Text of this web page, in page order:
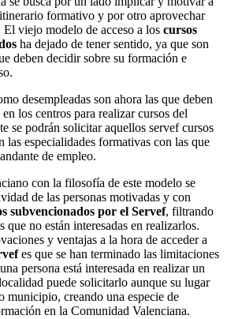
formativo y por otro aprovechar
viejo modelo de acceso a los cursos
ha dejado de tener sentido, ya que son
deben decidir sobre su formación e
desempleadas son ahora las que deben
los centros para realizar cursos del
se podrán solicitar aquellos servef cursos
las especialidades formativas con las que
de empleo.
con la filosofía de este modelo se
de las personas motivadas y con
subvencionados por el Servef, filtrando
que no están interesadas en realizarlos.
y ventajas a la hora de acceder a
es que se han terminado las limitaciones
persona está interesada en realizar un
puede solicitarlo aunque su lugar
municipio, creando una especie de
en la Comunidad Valenciana.